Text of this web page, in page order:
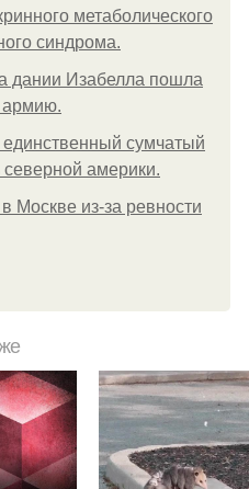
метаболического
синдрома.
дании Изабелла пошла
армию.
сумчатый
северной америки.
Москве из-за ревности